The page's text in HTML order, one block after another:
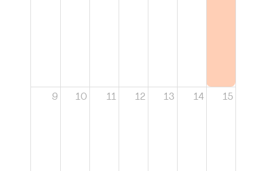
9 10 11 12 13 14 15